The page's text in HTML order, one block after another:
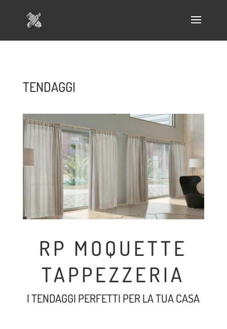
TENDAGGI
RP MOQUETTE
TAPPEZZERIA
I TENDAGGI PERFETTI PER LA TUA CASA